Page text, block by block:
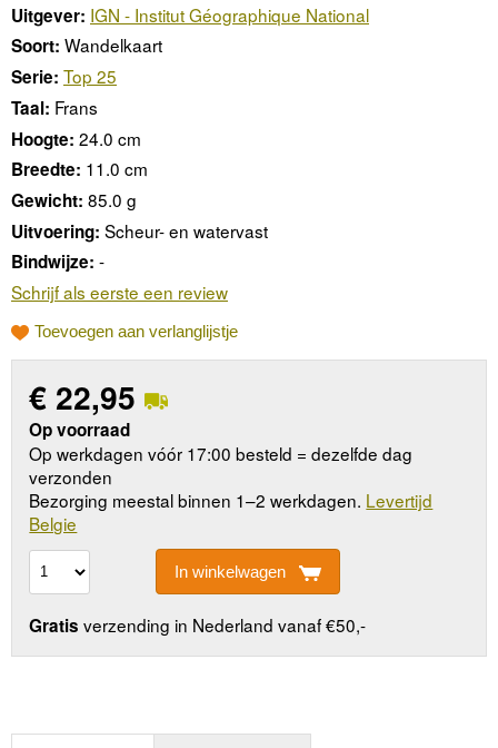
Uitgever: IGN - Institut Géographique National
Soort: Wandelkaart
Serie: Top 25
Taal: Frans
Hoogte: 24.0 cm
Breedte: 11.0 cm
Gewicht: 85.0 g
Uitvoering: Scheur- en watervast
Bindwijze: -
Schrijf als eerste een review
Toevoegen aan verlanglijstje
€ 22,95
Op voorraad
Op werkdagen vóór 17:00 besteld = dezelfde dag
verzonden
Bezorging meestal binnen 1–2 werkdagen. Levertijd
Belgie
In winkelwagen
Gratis verzending in Nederland vanaf €50,-